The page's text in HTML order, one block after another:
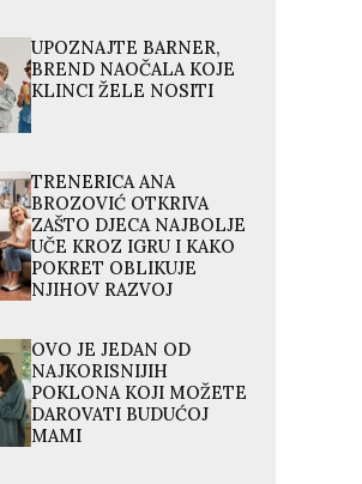
UPOZNAJTE BARNER,
BREND NAOČALA KOJE
KLINCI ŽELE NOSITI
TRENERICA ANA
BROZOVIĆ OTKRIVA
ZAŠTO DJECA NAJBOLJE
UČE KROZ IGRU I KAKO
POKRET OBLIKUJE
NJIHOV RAZVOJ
OVO JE JEDAN OD
NAJKORISNIJIH
POKLONA KOJI MOŽETE
DAROVATI BUDUĆOJ
MAMI